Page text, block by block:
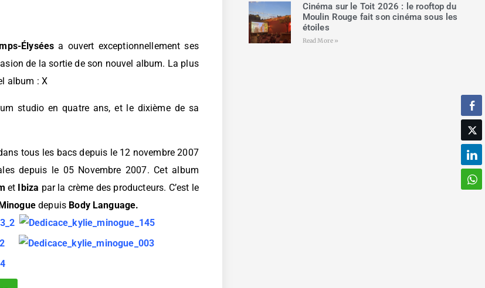
Élysées a ouvert exceptionnellement ses
de la sortie de son nouvel album. La plus
album : X
studio en quatre ans, et le dixième de sa
tous les bacs depuis le 12 novembre 2007
depuis le 05 Novembre 2007. Cet album
et Ibiza par la crème des producteurs. C’est le
depuis Body Language.
Cinéma sur le Toit 2026 : le rooftop du
Moulin Rouge fait son cinéma sous les
étoiles
Read More »